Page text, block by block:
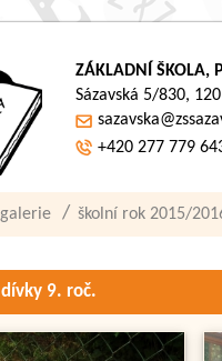
ZÁKLADNÍ ŠKOLA,
Sázavská 5/830,
+420 277 779
školní rok 2015/
dívky 9. roč.